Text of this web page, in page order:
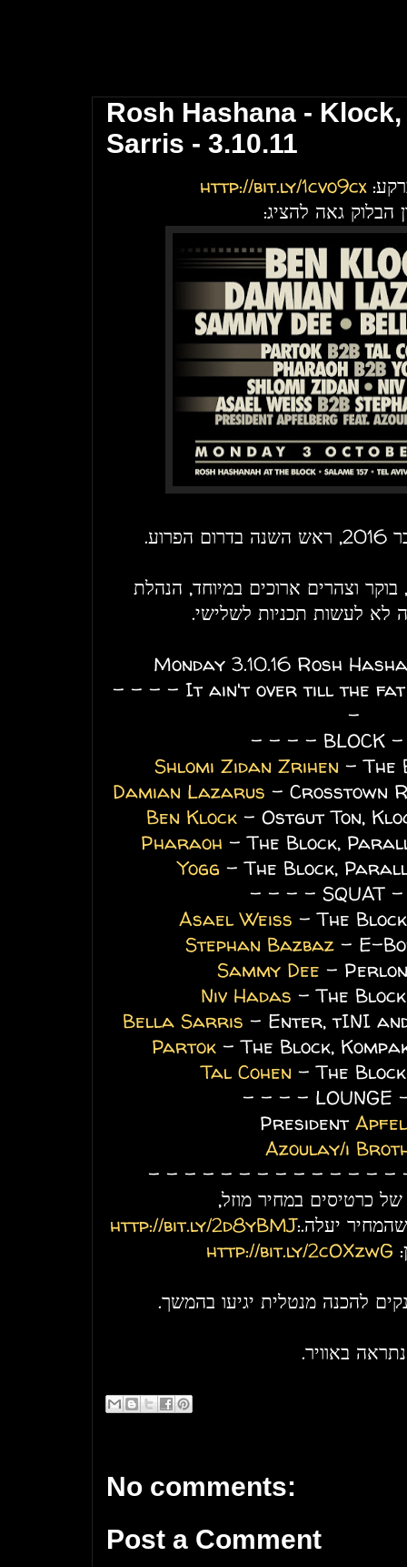
Rosh Hashana -
Sarris - 3.10.11
http://bit.ly/1cvo9cx
הבלוק גאה להציג:
וצהרים ארוכים במיוחד, הנהלת
לא לעשות תכניות לשלישי.
Monday 3.10.16 Rosh
- - - - - It ain't over till the fat lady sings - - - -
-
- -
Shlomi Zidan Zrihen - The
Damian Lazarus - Crosstown
Ben Klock - Ostgut Ton,
Pharaoh - The Block,
Yogg - The Block,
- -
Asael Weiss - The
Stephan Bazbaz - E-
Sammy Dee -
Niv Hadas - The
Bella Sarris - Enter, tINI
Partok - The Block,
Tal Cohen - The
-
President
Azoulay/i
- - - - - - - - - - - - - -
כרטיסים במחיר מוזל,
יעלה.:http://bit.ly/2d8yBMJ
http://bit.ly/2cOXzwG
להכנה מנטלית יגיעו בהמשך.
נתראה באוויר.
No comments:
Post a Comment